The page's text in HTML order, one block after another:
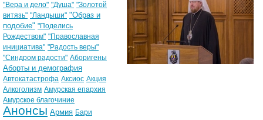
"Вера и дело" "Душа" "Золотой
витязь" "Ландыши" "Образ и
подобие" "Поделись
Рождеством" "Православная
инициатива" "Радость веры"
"Синдром радости" Аборигены
Аборты и демография
Автокатастрофа Аксиос Акция
Алкоголизм Амурская епархия
Амурское благочиние
Анонсы Армия Бари